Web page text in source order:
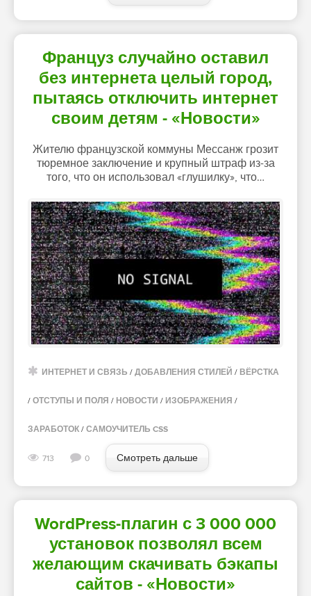
Француз случайно оставил
без интернета целый город,
пытаясь отключить интернет
своим детям - «Новости»
Жителю французской коммуны Мессанж грозит
тюремное заключение и крупный штраф из-за
того, что он использовал «глушилку», что…
ИНТЕРНЕТ И СВЯЗЬ / ДОБАВЛЕНИЯ СТИЛЕЙ / ВЁРСТКА
/ ОТСТУПЫ И ПОЛЯ / НОВОСТИ / ИЗОБРАЖЕНИЯ /
ЗАРАБОТОК / САМОУЧИТЕЛЬ CSS
713 0 Смотреть дальше
WordPress-плагин с 3 000 000
установок позволял всем
желающим скачивать бэкапы
сайтов - «Новости»